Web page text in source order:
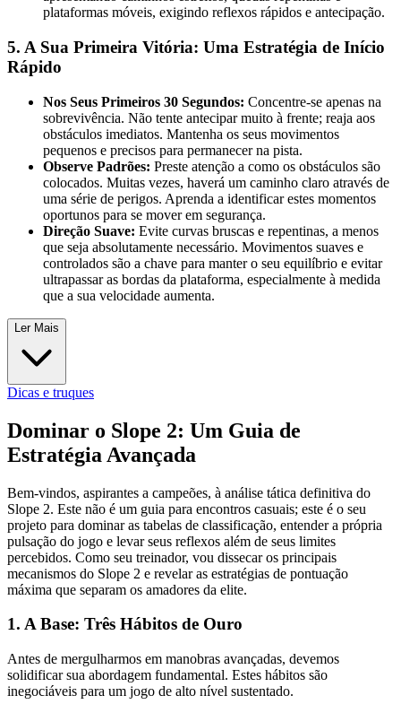
plataformas móveis, exigindo reflexos rápidos e antecipação.
5. A Sua Primeira Vitória: Uma Estratégia de Início
Rápido
Nos Seus Primeiros 30 Segundos: Concentre-se apenas na
sobrevivência. Não tente antecipar muito à frente; reaja aos
obstáculos imediatos. Mantenha os seus movimentos
pequenos e precisos para permanecer na pista.
Observe Padrões: Preste atenção a como os obstáculos são
colocados. Muitas vezes, haverá um caminho claro através de
uma série de perigos. Aprenda a identificar estes momentos
oportunos para se mover em segurança.
Direção Suave: Evite curvas bruscas e repentinas, a menos
que seja absolutamente necessário. Movimentos suaves e
controlados são a chave para manter o seu equilíbrio e evitar
ultrapassar as bordas da plataforma, especialmente à medida
que a sua velocidade aumenta.
Ler Mais
Dicas e truques
Dominar o Slope 2: Um Guia de
Estratégia Avançada
Bem-vindos, aspirantes a campeões, à análise tática definitiva do
Slope 2. Este não é um guia para encontros casuais; este é o seu
projeto para dominar as tabelas de classificação, entender a própria
pulsação do jogo e levar seus reflexos além de seus limites
percebidos. Como seu treinador, vou dissecar os principais
mecanismos do Slope 2 e revelar as estratégias de pontuação
máxima que separam os amadores da elite.
1. A Base: Três Hábitos de Ouro
Antes de mergulharmos em manobras avançadas, devemos
solidificar sua abordagem fundamental. Estes hábitos são
inegociáveis para um jogo de alto nível sustentado.